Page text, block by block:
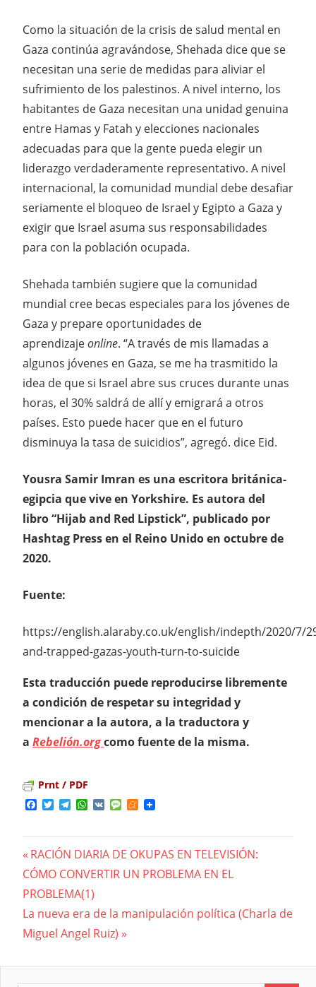
Como la situación de la crisis de salud mental en
Gaza continúa agravándose, Shehada dice que se
necesitan una serie de medidas para aliviar el
sufrimiento de los palestinos. A nivel interno, los
habitantes de Gaza necesitan una unidad genuina
entre Hamas y Fatah y elecciones nacionales
adecuadas para que la gente pueda elegir un
liderazgo verdaderamente representativo. A nivel
internacional, la comunidad mundial debe desafiar
seriamente el bloqueo de Israel y Egipto a Gaza y
exigir que Israel asuma sus responsabilidades
para con la población ocupada.
Shehada también sugiere que la comunidad
mundial cree becas especiales para los jóvenes de
Gaza y prepare oportunidades de
aprendizajeonline. “A través de mis llamadas a
algunos jóvenes en Gaza, se me ha trasmitido la
idea de que si Israel abre sus cruces durante unas
horas, el 30% saldrá de allí y emigrará a otros
países. Esto puede hacer que en el futuro
disminuya la tasa de suicidios”, agregó. dice Eid.
Yousra Samir Imran es una escritora británica-
egipcia que vive en Yorkshire. Es autora del
libro “Hijab and Red Lipstick”, publicado por
Hashtag Press en el Reino Unido en octubre de
2020.
Fuente:
https://english.alaraby.co.uk/english/indepth/2020/7/
and-trapped-gazas-youth-turn-to-suicide
Esta traducción puede reproducirse libremente
a condición de respetar su integridad y
mencionar a la autora, a la traductora y
a Rebelión.orgcomo fuente de la misma.
Prnt / PDF
Facebook
TwitterTelegram
WhatsApp
VK MessageMeneame
Navegación
de
entradas
Previous
Post:
RACIÓN DIARIA DE OKUPAS EN TELEVISIÓN:
CÓMO CONVERTIR UN PROBLEMA EN EL
PROBLEMA(1)
Next
Post:
La nueva era de la manipulación política (Charla de
Miguel Angel Ruiz)